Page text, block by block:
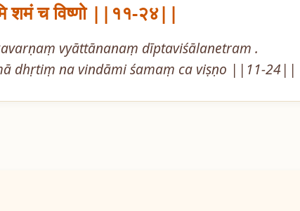
शमं च विष्णो ||११-२४||
vyāttānanaṃ dīptaviśālanetram .
dhṛtiṃ na vindāmi śamaṃ ca viṣṇo ||11-24||